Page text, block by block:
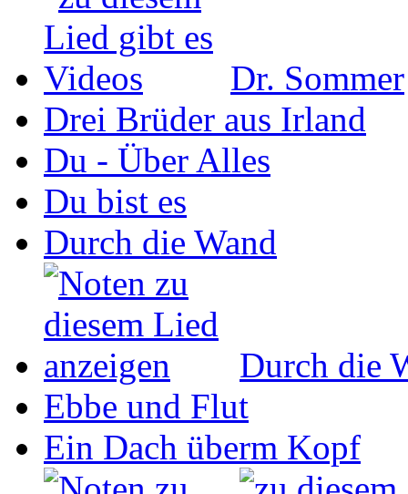
Dr. Sommer
Drei Brüder aus Irland
Du - Über Alles
Du bist es
Durch die Wand
Durch die
Ebbe und Flut
Ein Dach überm Kopf